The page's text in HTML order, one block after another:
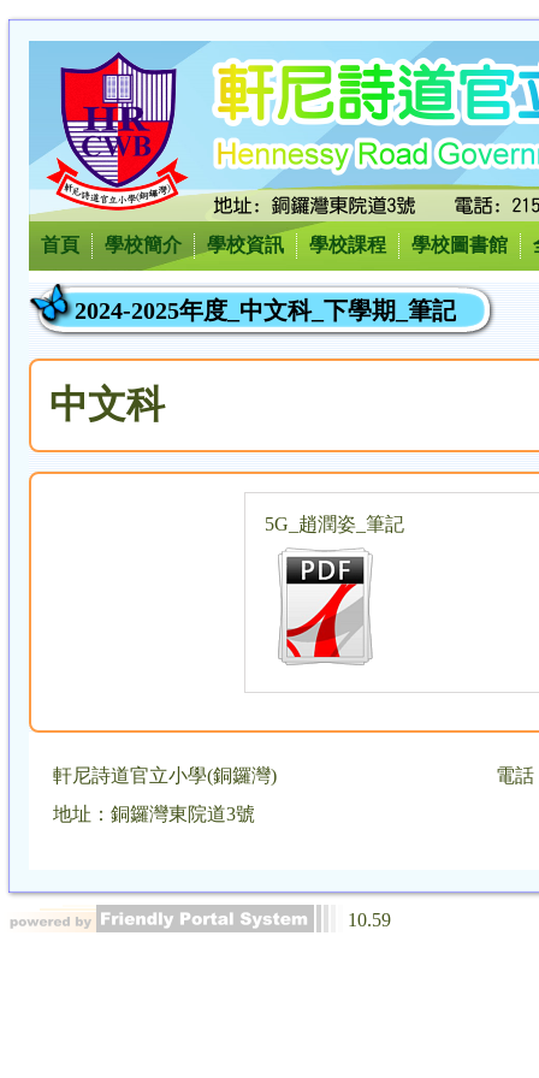
首頁 學校簡介 學校資訊 學校課程 學校圖書館
2024-2025年度_中文科_下學期_筆記
中文科
5G_趙潤姿_筆記
軒尼詩道官立小學(銅鑼灣)
電話
地址：銅鑼灣東院道3號
10.59